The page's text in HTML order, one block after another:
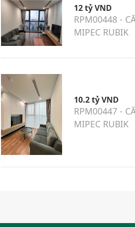
12 tỷ VND
RPM00448 -
MIPEC RUBIK
10.2 tỷ VND
RPM00447 -
MIPEC RUBIK